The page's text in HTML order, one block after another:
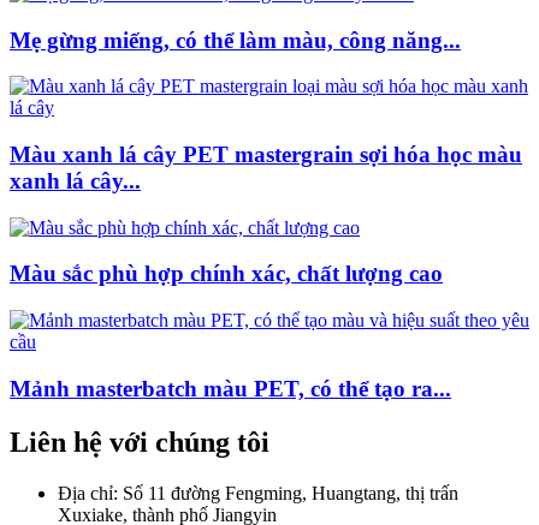
Mẹ gừng miếng, có thể làm màu, công năng...
Màu xanh lá cây PET mastergrain sợi hóa học màu
xanh lá cây...
Màu sắc phù hợp chính xác, chất lượng cao
Mảnh masterbatch màu PET, có thể tạo ra...
Liên hệ với chúng tôi
Địa chỉ: Số 11 đường Fengming, Huangtang, thị trấn
Xuxiake, thành phố Jiangyin